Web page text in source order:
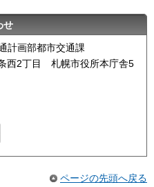
せ
計画部都市交通課
西2丁目 札幌市役所本庁舎5
ページの先頭へ戻る